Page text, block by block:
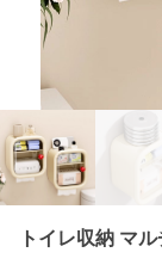
トイレ収納 マ